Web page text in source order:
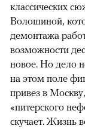
классических
Волошиной,
демонтажа
возможности
новое. Но дело
на этом поле
привез в
«питерского
скучает. Жизнь